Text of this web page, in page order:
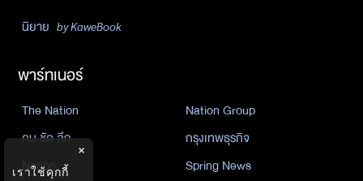
นิยาย by KaweBook
พาร์ทเนอร์
The Nation
Nation Group
คม ชัด ลึก
กรุงเทพธุรกิจ
Nation
Spring News
×
เราใช้คุกกี้